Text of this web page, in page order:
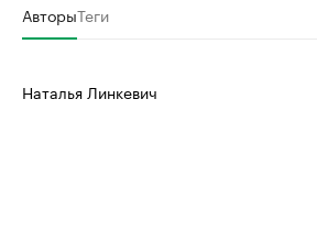
АвторыТеги
Наталья Линкевич